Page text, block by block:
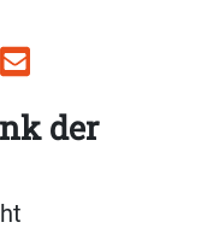
der